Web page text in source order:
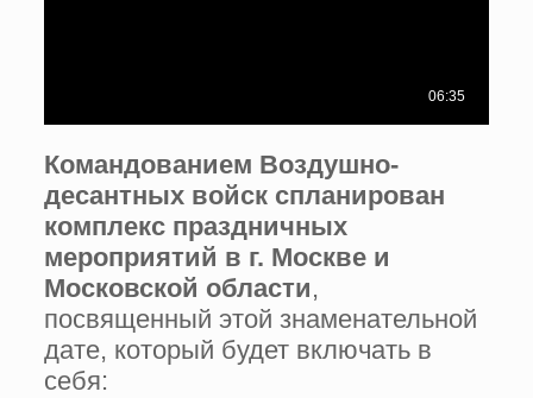
Командованием Воздушно-
десантных войск спланирован
комплекс праздничных
мероприятий в г. Москве и
Московской области,
посвященный этой знаменательной
дате, который будет включать в
себя: